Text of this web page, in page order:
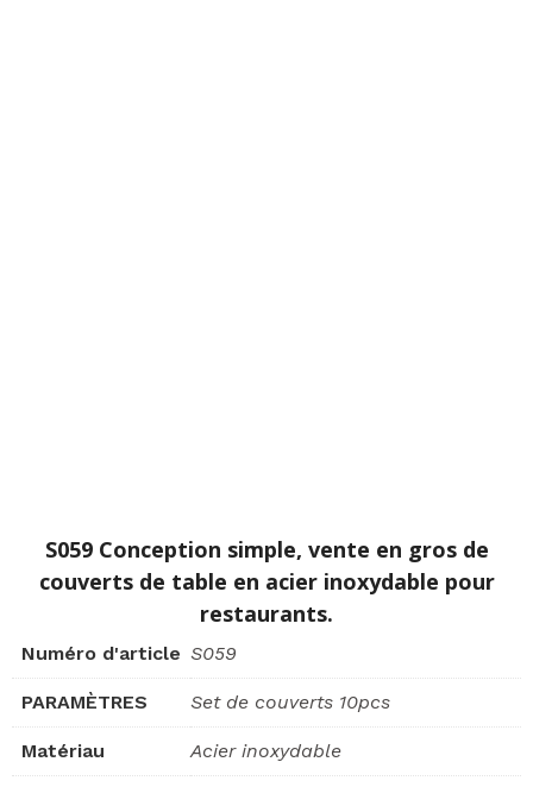
S059 Conception simple, vente en gros de
couverts de table en acier inoxydable pour
restaurants.
Numéro d'article S059
PARAMÈTRES Set de couverts 10pcs
Matériau Acier inoxydable